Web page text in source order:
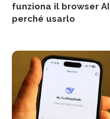
funziona il browser
perché usarlo